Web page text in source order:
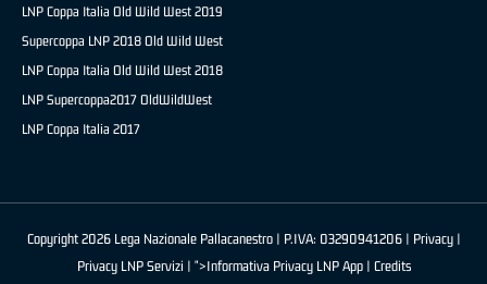
LNP Coppa Italia Old Wild West 2019
Supercoppa LNP 2018 Old Wild West
LNP Coppa Italia Old Wild West 2018
LNP Supercoppa2017 OldWildWest
LNP Coppa Italia 2017
Copyright 2026 Lega Nazionale Pallacanestro | P.IVA: 03290941206 | Privacy|
Privacy LNP Servizi | ">Informativa Privacy LNP App | Credits